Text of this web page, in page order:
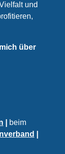
und
über
beim